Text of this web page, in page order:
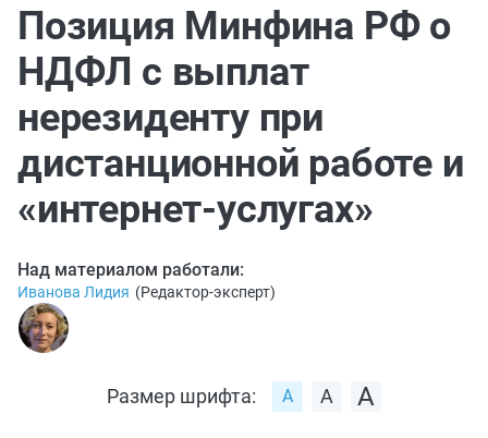
07.08
Разработают единые критерии трудовых и ГПХ-
отношений #новости
Позиция Минфина РФ о
НДФЛ с выплат
нерезиденту при
дистанционной работе и
«интернет-услугах»
Над материалом работали:
Иванова Лидия (Редактор-эксперт)
Размер шрифта: